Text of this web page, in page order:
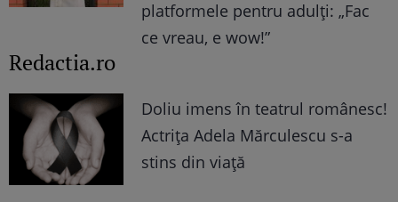
platformele pentru adulți: „Fac
ce vreau, e wow!”
Redactia.ro
Doliu imens în teatrul românesc!
Actrița Adela Mărculescu s-a
stins din viață